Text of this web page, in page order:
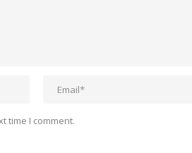
time I comment.